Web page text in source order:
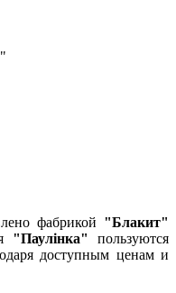
фабрикой "Блакит"
"Паулiнка"
пользуются
доступным ценам и